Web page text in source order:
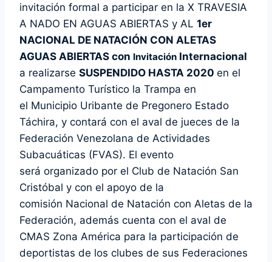
invitación formal a participar en la X TRAVESIA
A NADO EN AGUAS ABIERTAS y AL 1er
NACIONAL DE NATACIÓN CON ALETAS
AGUAS ABIERTAS con Invitación Internacional
a realizarse SUSPENDIDO HASTA 2020 en el
Campamento Turístico la Trampa en
el Municipio Uribante de Pregonero Estado
Táchira, y contará con el aval de jueces de la
Federación Venezolana de Actividades
Subacuáticas (FVAS). El evento
será organizado por el Club de Natación San
Cristóbal y con el apoyo de la
comisión Nacional de Natación con Aletas de la
Federación, además cuenta con el aval de
CMAS Zona América para la participación de
deportistas de los clubes de sus Federaciones